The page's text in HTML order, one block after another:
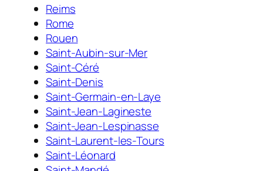
Reims
Rome
Rouen
Saint-Aubin-sur-Mer
Saint-Céré
Saint-Denis
Saint-Germain-en-Laye
Saint-Jean-Lagineste
Saint-Jean-Lespinasse
Saint-Laurent-les-Tours
Saint-Léonard